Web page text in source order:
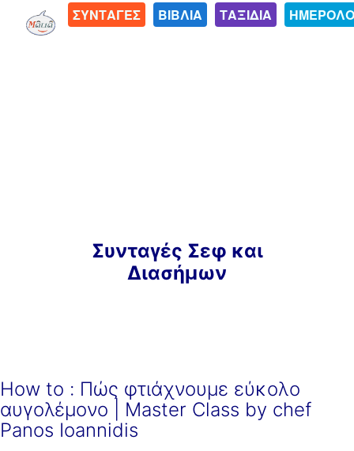
ΣΥΝΤΑΓΕΣ ΒΙΒΛΙΑ ΤΑΞΙΔΙΑ
Συνταγές Σεφ και
Διασήμων
How to : Πώς φτιάχνουμε εύκολο
αυγολέμονο | Master Class by chef
Panos Ioannidis